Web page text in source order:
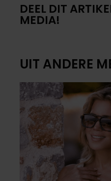
DEEL DIT
MEDIA!
UIT ANDERE